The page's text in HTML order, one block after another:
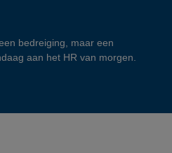
bedreiging, maar een
aan het HR van morgen.